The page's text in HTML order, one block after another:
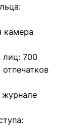
камера
лиц: 700
журнале